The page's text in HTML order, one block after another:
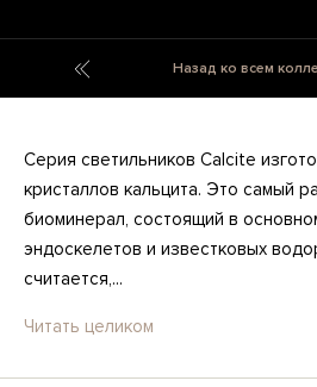
Назад ко всем
Серия светильников Calcite
кристаллов кальцита. Это самый
биоминерал, состоящий в
эндоскелетов и известковых
считается,...
Читать целиком